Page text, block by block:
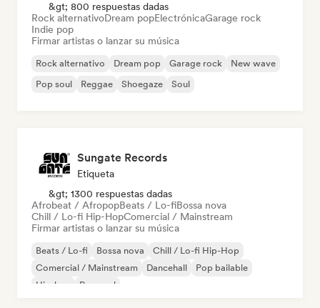
&gt; 800 respuestas dadas
Rock alternativoDream popElectrónicaGarage rock
Indie pop
Firmar artistas o lanzar su música
Rock alternativo Dream pop Garage rock
New wave
Pop soul
Reggae Shoegaze Soul
Sungate Records
Etiqueta
&gt; 1300 respuestas dadas
Afrobeat / AfropopBeats / Lo-fiBossa nova
Chill / Lo-fi Hip-HopComercial / Mainstream
Firmar artistas o lanzar su música
Beats / Lo-fi Bossa nova
Chill / Lo-fi Hip-Hop
Comercial / Mainstream
Dancehall
Pop bailable
Hip-hop
Pop soul